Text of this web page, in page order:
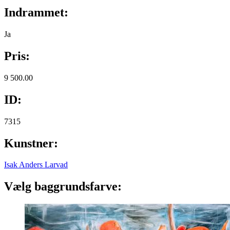
Indrammet:
Ja
Pris:
9 500.00
ID:
7315
Kunstner:
Isak Anders Larvad
Vælg baggrundsfarve: